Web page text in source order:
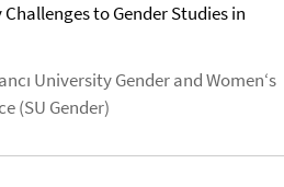
to Gender Studies in
University Gender and Women‘s
(SU Gender)